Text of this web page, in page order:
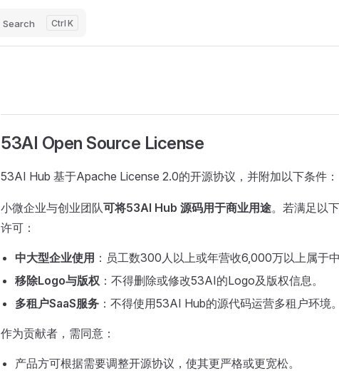
Search K
53AI Open Source License
53AI Hub 基于Apache License 2.0的开源协议，并附加以下条件：
小微企业与创业团队可将53AI Hub 源码用于商业用途。若满足以
许可：
中大型企业使用 ：员工数300人以上或年营收6,000万以上属于中
移除Logo与版权 ：不得删除或修改53AI的Logo及版权信息。
多租户SaaS服务 ：不得使用53AI Hub的源代码运营多租户环境。
作为贡献者，需同意：
产品方可根据需要调整开源协议，使其更严格或更宽松。